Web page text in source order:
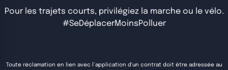
Pour les trajets courts, privilégiez la marche ou le vélo.
#SeDéplacerMoinsPolluer
Toute réclamation en lien avec l’application d'un contrat doit être adressée au